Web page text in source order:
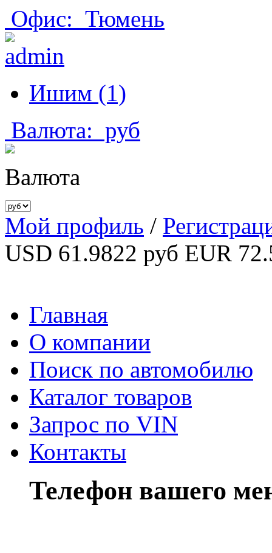
Офис: Тюмень
Ишим (1)
Валюта: руб
Валюта
Мой профиль /
USD 61.9822 руб EUR
Главная
О компании
Поиск по автомобилю
Каталог товаров
Запрос по VIN
Контакты
Телефон вашего